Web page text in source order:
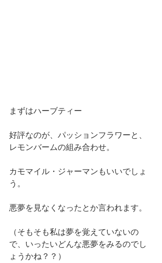
まずはハーブティー
好評なのが、パッションフラワーと、
レモンバームの組み合わせ。
カモマイル・ジャーマンもいいでしょ
う。
悪夢を見なくなったとか言われます。
（そもそも私は夢を覚えていないの
で、いったいどんな悪夢をみるのでし
ょうかね？？）